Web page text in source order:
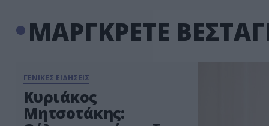
ΜΑΡΓΚΡΕΤΕ
ΓΕΝΙΚΕΣ ΕΙΔΗΣΕΙΣ
Κυριάκος
Μητσοτάκης: